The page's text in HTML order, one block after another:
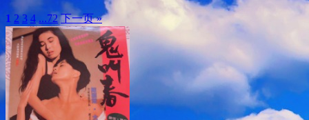
1 2 3 4 ...72 下一页 »